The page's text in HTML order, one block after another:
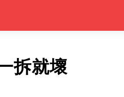
拆就壞